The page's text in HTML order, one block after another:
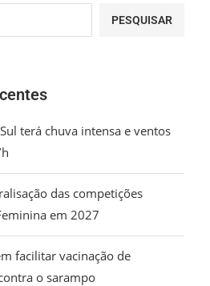
PESQUISAR
terá chuva intensa e ventos
das competições
em 2027
facilitar vacinação de
o sarampo